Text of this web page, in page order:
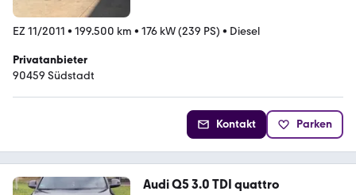
EZ 11/2011 • 199.500 km • 176 kW (239 PS) • Diesel
Privatanbieter
90459 Südstadt
Kontakt Parken
Audi Q5 3.0 TDI quattro